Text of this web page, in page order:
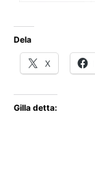
Dela
X
Gilla detta: